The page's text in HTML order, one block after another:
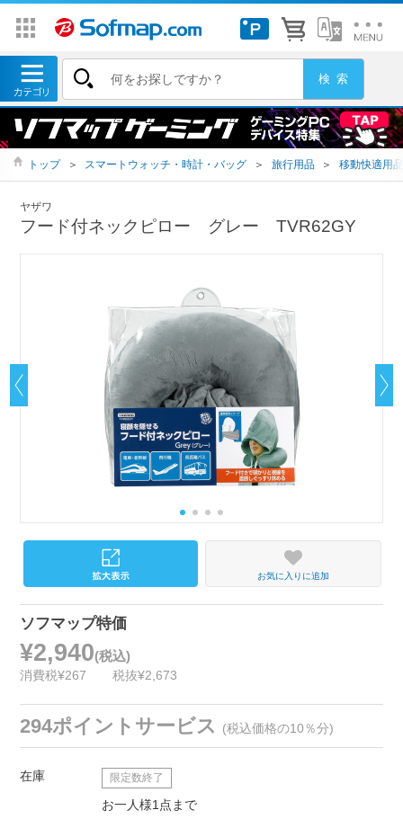
トップ ＞ スマートウォッチ・時計・バッグ ＞ 旅行用品 ＞ 移動快適用品
ヤザワ
フード付ネックピロー グレー TVR62GY
お気に入りに追加
ソフマップ特価
¥2,940(税込)
消費税¥267 税抜¥2,673
294ポイントサービス (税込価格の10％分)
在庫 限定数終了
お一人様1点まで